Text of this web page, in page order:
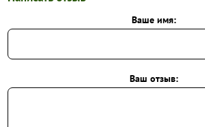
Ваше имя:
Ваш отзыв: